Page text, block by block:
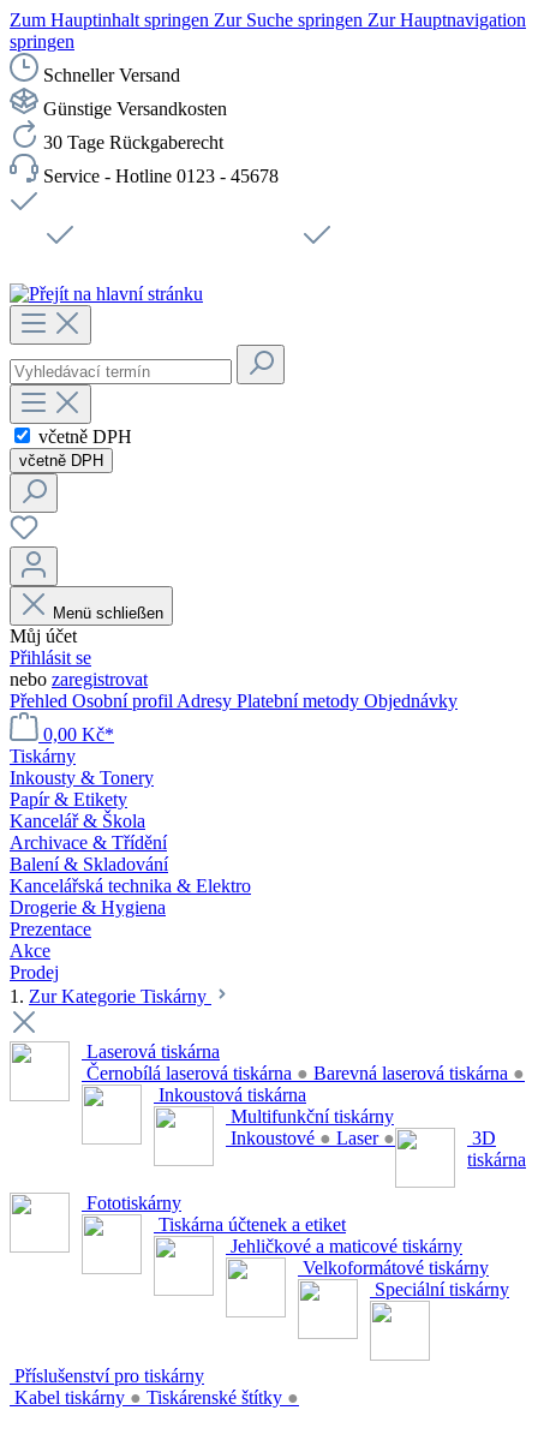
Zum Hauptinhalt springen Zur Suche springen Zur Hauptnavigation
springen
Schneller Versand
Günstige Versandkosten
30 Tage Rückgaberecht
Service - Hotline 0123 - 45678
včetně DPH
včetně DPH
Menü schließen
Můj účet
Přihlásit se
nebo zaregistrovat
Přehled Osobní profil Adresy Platební metody Objednávky
0,00 Kč*
Tiskárny
Inkousty & Tonery
Papír & Etikety
Kancelář & Škola
Archivace & Třídění
Balení & Skladování
Kancelářská technika & Elektro
Drogerie & Hygiena
Prezentace
Akce
Prodej
1. Zur Kategorie Tiskárny
Laserová tiskárna
Černobílá laserová tiskárna ● Barevná laserová tiskárna ●
Inkoustová tiskárna
Multifunkční tiskárny
Inkoustové ● Laser ●
3D
tiskárna
Fototiskárny
Tiskárna účtenek a etiket
Jehličkové a maticové tiskárny
Velkoformátové tiskárny
Speciální tiskárny
Příslušenství pro tiskárny
Kabel tiskárny ● Tiskárenské štítky ●